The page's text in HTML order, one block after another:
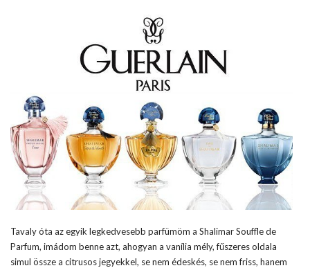
Tavaly óta az egyik legkedvesebb parfümöm a Shalimar Souffle de
Parfum, imádom benne azt, ahogyan a vanília mély, fűszeres oldala
simul össze a citrusos jegyekkel, se nem édeskés, se nem friss, hanem